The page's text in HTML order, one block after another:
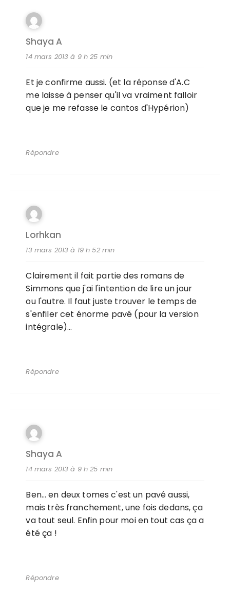
Shaya A
14 mars 2013 à 9 h 25 min
Et je confirme aussi. (et la réponse d'A.C
me laisse à penser qu'il va vraiment falloir
que je me refasse le cantos d'Hypérion)
Répondre
Lorhkan
13 mars 2013 à 19 h 52 min
Clairement il fait partie des romans de
Simmons que j'ai l'intention de lire un jour
ou l'autre. Il faut juste trouver le temps de
s'enfiler cet énorme pavé (pour la version
intégrale)…
Répondre
Shaya A
14 mars 2013 à 9 h 25 min
Ben… en deux tomes c'est un pavé aussi,
mais très franchement, une fois dedans, ça
va tout seul. Enfin pour moi en tout cas ça a
été ça !
Répondre